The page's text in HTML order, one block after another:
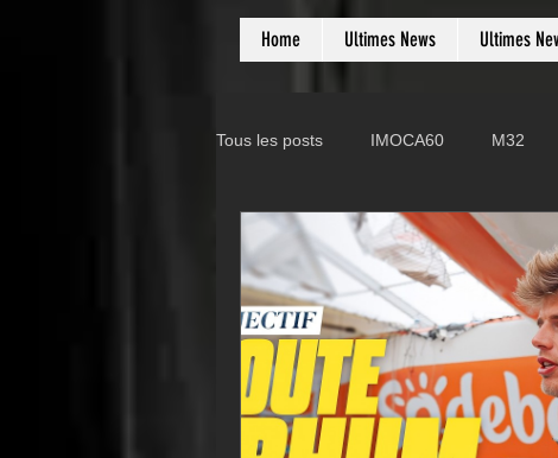
Home Ultimes News Ultimes
Tous les posts IMOCA60 M32
Gunboat D35 Farr 280
VOR60 Class Rhum JMD54
F18 TF35 Business